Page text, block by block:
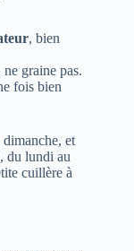
, bien
ne graine pas.
fois bien
et
du lundi au
cuillère à